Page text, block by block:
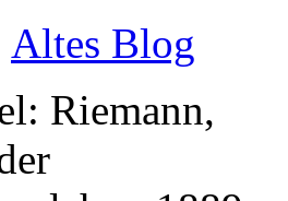
Altes Blog